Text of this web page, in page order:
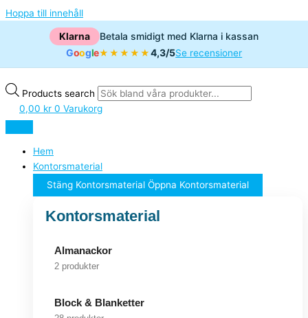
Hoppa till innehåll
Klarna
Betala smidigt med Klarna i kassan
Google★★★★★4,3/5Se recensioner
Products search
0,00 kr 0 Varukorg
Hem
Kontorsmaterial
Stäng Kontorsmaterial Öppna Kontorsmaterial
Kontorsmaterial
Almanackor
2 produkter
Block & Blanketter